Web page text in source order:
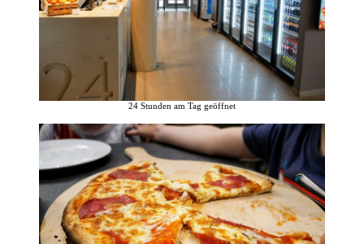
24 Stunden am Tag geöffnet